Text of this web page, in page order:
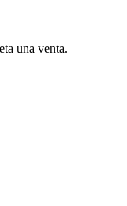
una venta.